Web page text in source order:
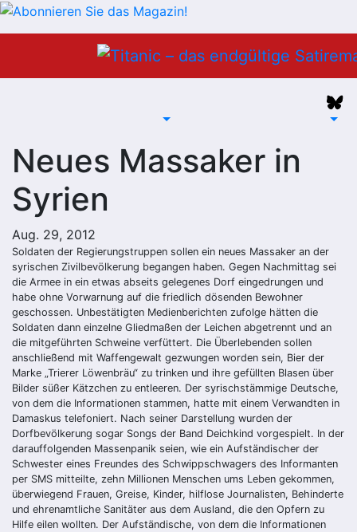
Neues Massaker in
Syrien
Aug. 29, 2012
Soldaten der Regierungstruppen sollen ein neues Massaker an der
syrischen Zivilbevölkerung begangen haben. Gegen Nachmittag sei
die Armee in ein etwas abseits gelegenes Dorf eingedrungen und
habe ohne Vorwarnung auf die friedlich dösenden Bewohner
geschossen. Unbestätigten Medienberichten zufolge hätten die
Soldaten dann einzelne Gliedmaßen der Leichen abgetrennt und an
die mitgeführten Schweine verfüttert. Die Überlebenden sollen
anschließend mit Waffengewalt gezwungen worden sein, Bier der
Marke „Trierer Löwenbräu“ zu trinken und ihre gefüllten Blasen über
Bilder süßer Kätzchen zu entleeren. Der syrischstämmige Deutsche,
von dem die Informationen stammen, hatte mit einem Verwandten in
Damaskus telefoniert. Nach seiner Darstellung wurden der
Dorfbevölkerung sogar Songs der Band Deichkind vorgespielt. In der
darauffolgenden Massenpanik seien, wie ein Aufständischer der
Schwester eines Freundes des Schwippschwagers des Informanten
per SMS mitteilte, zehn Millionen Menschen ums Leben gekommen,
überwiegend Frauen, Greise, Kinder, hilflose Journalisten, Behinderte
und ehrenamtliche Sanitäter aus dem Ausland, die den Opfern zu
Hilfe eilen wollten. Der Aufständische, von dem die Informationen